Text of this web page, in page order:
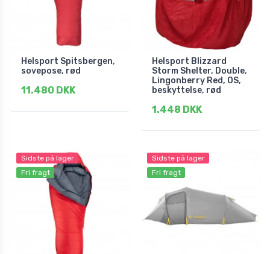
Helsport Spitsbergen,
sovepose, rød
11.480 DKK
Helsport Blizzard
Storm Shelter, Double,
Lingonberry Red, OS,
beskyttelse, rød
1.448 DKK
Sidste på lager
Fri fragt
Sidste på lager
Fri fragt